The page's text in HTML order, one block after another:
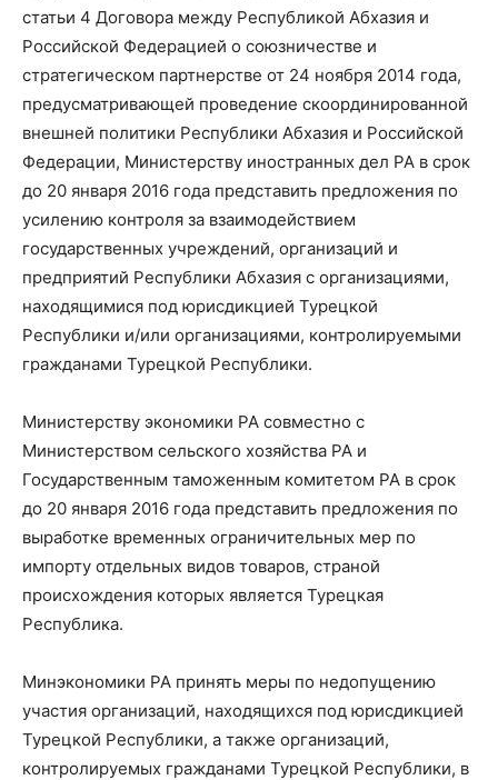
статьи 4 Договора между Республикой Абхазия и
Российской Федерацией о союзничестве и
стратегическом партнерстве от 24 ноября 2014 года,
предусматривающей проведение скоординированной
внешней политики Республики Абхазия и Российской
Федерации, Министерству иностранных дел РА в срок
до 20 января 2016 года представить предложения по
усилению контроля за взаимодействием
государственных учреждений, организаций и
предприятий Республики Абхазия с организациями,
находящимися под юрисдикцией Турецкой
Республики и/или организациями, контролируемыми
гражданами Турецкой Республики.
Министерству экономики РА совместно с
Министерством сельского хозяйства РА и
Государственным таможенным комитетом РА в срок
до 20 января 2016 года представить предложения по
выработке временных ограничительных мер по
импорту отдельных видов товаров, страной
происхождения которых является Турецкая
Республика.
Минэкономики РА принять меры по недопущению
участия организаций, находящихся под юрисдикцией
Турецкой Республики, а также организаций,
контролируемых гражданами Турецкой Республики, в